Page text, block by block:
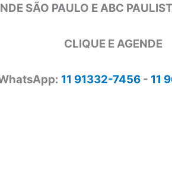
SÃO PAULO E ABC
CLIQUE E AGENDE
11 91332-7456- 11